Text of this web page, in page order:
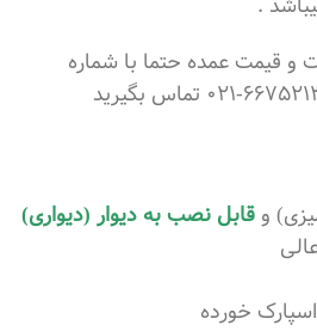
و قیمت عمده حتما با شماره
و قابل نصب به دیوار (دیواری)
خورده